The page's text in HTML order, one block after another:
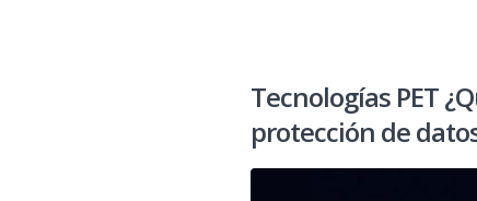
Tecnologías PET
protección de